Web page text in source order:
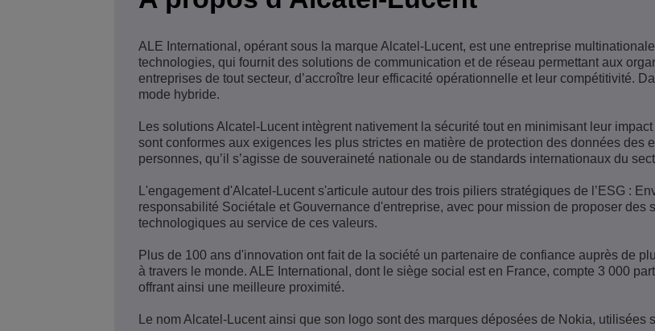
ALE International, opérant sous la marque Alcatel-Lucent, est une entreprise
technologies, qui fournit des solutions de communication et de réseau permettant aux
entreprises de tout secteur, d’accroître leur efficacité opérationnelle et leur compétitivité.
mode hybride.
Les solutions Alcatel-Lucent intègrent nativement la sécurité tout en minimisant leur
sont conformes aux exigences les plus strictes en matière de protection des données des
personnes, qu’il s’agisse de souveraineté nationale ou de standards internationaux du
L'engagement d'Alcatel-Lucent s'articule autour des trois piliers stratégiques de l’ESG :
responsabilité Sociétale et Gouvernance d'entreprise, avec pour mission de proposer des
technologiques au service de ces valeurs.
Plus de 100 ans d'innovation ont fait de la société un partenaire de confiance auprès de
à travers le monde. ALE International, dont le siège social est en France, compte 3 000
offrant ainsi une meilleure proximité.
Le nom Alcatel-Lucent ainsi que son logo sont des marques déposées de Nokia, utilisées